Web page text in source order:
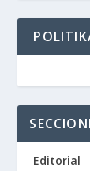
Editorial